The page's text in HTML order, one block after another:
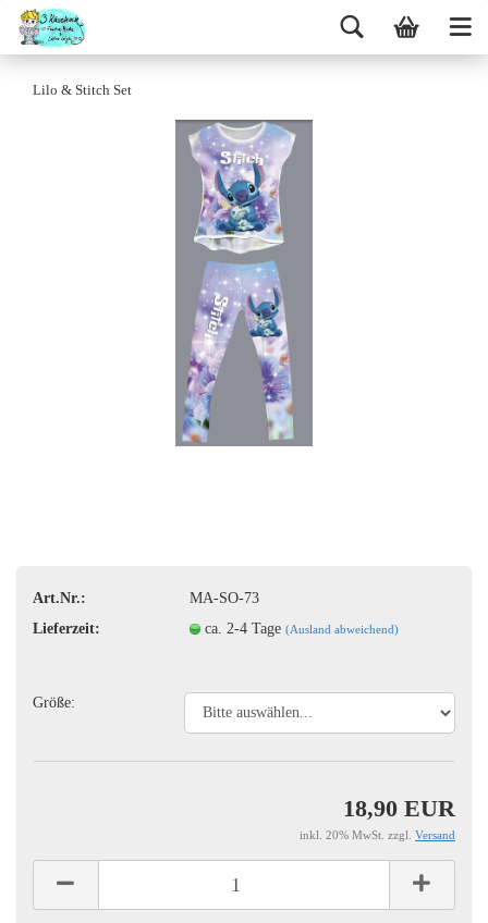
Lilo & Stitch Set
Art.Nr.:
MA-SO-73
Lieferzeit:
ca. 2-4 Tage(Ausland abweichend)
Größe:
18,90 EUR
inkl. 20% MwSt. zzgl. Versand